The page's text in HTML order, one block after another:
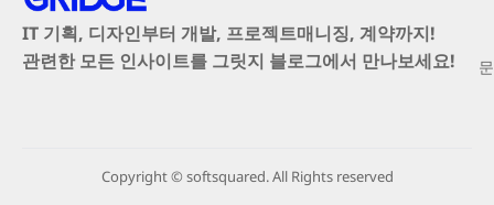
IT 기획, 디자인부터 개발, 프로젝트매니징, 계약까지!
관련한 모든 인사이트를 그릿지 블로그에서 만나보세요!
Copyright © softsquared. All Rights reserved